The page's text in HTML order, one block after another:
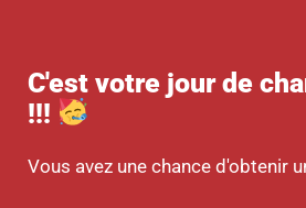
-10 % sur votre commande dès 45 €
SANTÉ
clés
C'est votre jour de
!!!
Vous avez une chance d'obtenir